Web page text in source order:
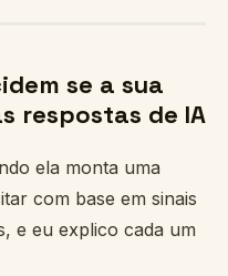
se a sua
respostas de IA
ela monta uma
com base em sinais
e eu explico cada um